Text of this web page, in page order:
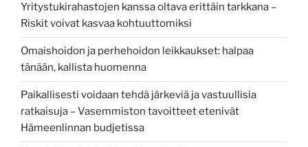
Yritystukirahastojen kanssa oltava erittäin tarkkana –
Riskit voivat kasvaa kohtuuttomiksi
Omaishoidon ja perhehoidon leikkaukset: halpaa
tänään, kallista huomenna
Paikallisesti voidaan tehdä järkeviä ja vastuullisia
ratkaisuja – Vasemmiston tavoitteet etenivät
Hämeenlinnan budjetissa